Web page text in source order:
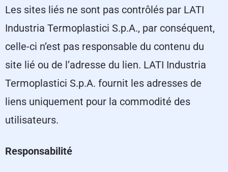
Les sites liés ne sont pas contrôlés par LATI
Industria Termoplastici S.p.A., par conséquent,
celle-ci n’est pas responsable du contenu du
site lié ou de l’adresse du lien. LATI Industria
Termoplastici S.p.A. fournit les adresses de
liens uniquement pour la commodité des
utilisateurs.
Responsabilité